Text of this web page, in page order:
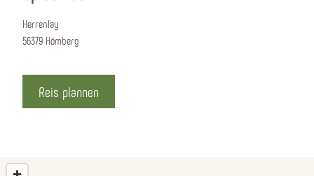
Herrenlay
56379 Hömberg
Reis plannen